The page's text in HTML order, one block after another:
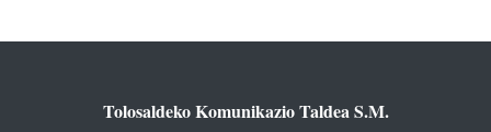
Tolosaldeko Komunikazio Taldea S.M.